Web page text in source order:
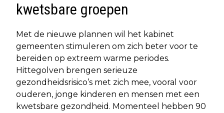
kwetsbare groepen
Met de nieuwe plannen wil het kabinet
gemeenten stimuleren om zich beter voor te
bereiden op extreem warme periodes.
Hittegolven brengen serieuze
gezondheidsrisico’s met zich mee, vooral voor
ouderen, jonge kinderen en mensen met een
kwetsbare gezondheid. Momenteel hebben 90